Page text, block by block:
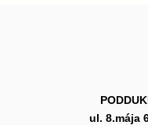
ul. 8.mája